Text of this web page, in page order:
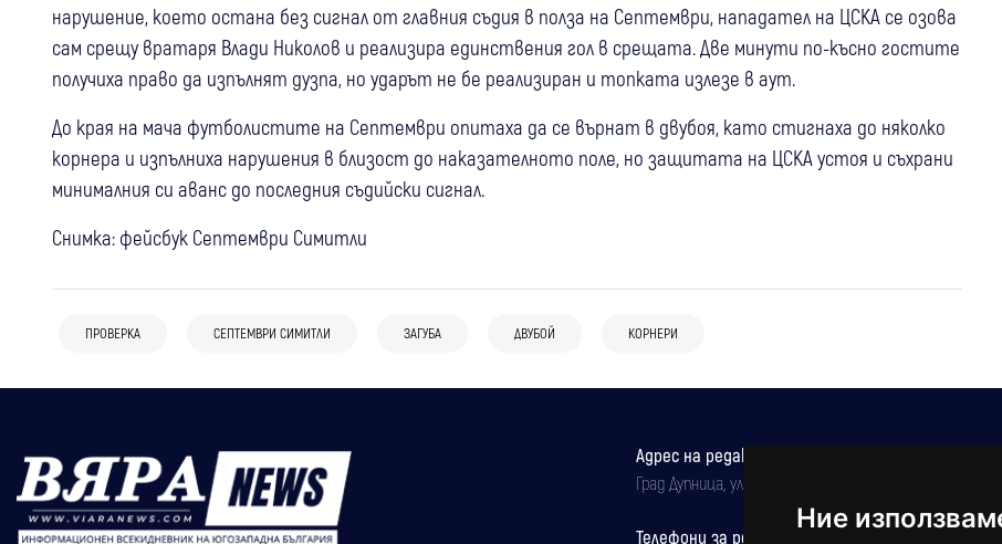
Ние
нарушение, което остана без сигнал от главния съдия в полза на Септември, нападател на ЦСКА се озова
сам срещу вратаря Влади Николов и реализира единствения гол в срещата. Две минути по-късно гостите
получиха право да изпълнят дузпа, но ударът не бе реализиран и топката излезе в аут.
До края на мача футболистите на Септември опитаха да се върнат в двубоя, като стигнаха до няколко
корнера и изпълниха нарушения в близост до наказателното поле, но защитата на ЦСКА устоя и съхрани
минималния си аванс до последния съдийски сигнал.
Снимка: фейсбук Септември Симитли
ПРОВЕРКА СЕПТЕМВРИ СИМИТЛИ ЗАГУБА ДВУБОЙ КОРНЕРИ
Адрес на редакцията
Град Дупница, ул.''Христо Ботев" 43
Телефони за реклама и абонаменти